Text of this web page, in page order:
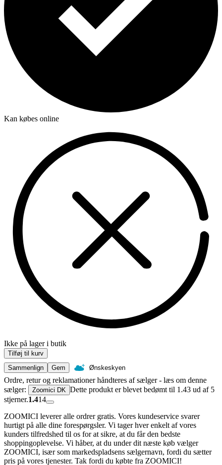
Kan købes online
Ikke på lager i butik
Tilføj til kurv
Sammenlign
Gem Ønskeskyen
Ordre, retur og reklamationer håndteres af sælger - læs om denne
sælger:
Zoomici DK Dette produkt er blevet bedømt til 1.43 ud af 5
stjerner.1.414
ZOOMICI leverer alle ordrer gratis. Vores kundeservice svarer
hurtigt på alle dine forespørgsler. Vi tager hver enkelt af vores
kunders tilfredshed til os for at sikre, at du får den bedste
shoppingoplevelse. Vi håber, at du under dit næste køb vælger
ZOOMICI, især som markedspladsens sælgernavn, fordi du sætter
pris på vores tjenester. Tak fordi du købte fra ZOOMICI!